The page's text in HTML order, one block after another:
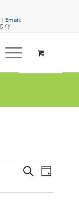
|Email:
Events
SearchEvent
Views
Day